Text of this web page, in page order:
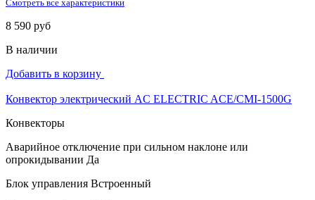
Смотреть все характеристики
8 590 руб
В наличии
Добавить в корзину
Конвектор электрический AC ELECTRIC ACE/CMI-1500G
Конвекторы
Аварийное отключение при сильном наклоне или
опрокидывании Да
Блок управления Встроенный